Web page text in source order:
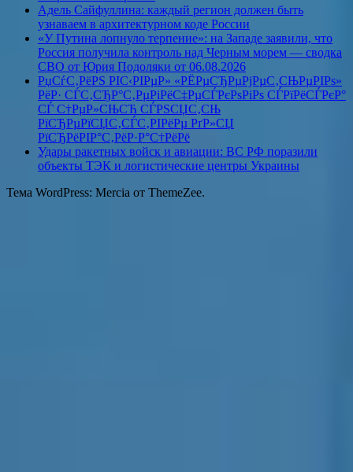
Адель Сайфуллина: каждый регион должен быть
узнаваем в архитектурном коде России
«У Путина лопнуло терпение»: на Западе заявили, что
Россия получила контроль над Черным морем — сводка
СВО от Юрия Подоляки от 06.08.2026
РџСѓС‚РёРЅ РІС‹РІРµР» «РЁРµСЂРµРјРµС‚СЊРµРІРѕ»
РёР· СЃС‚СЂР°С‚РµРіРёС‡РµСЃРєРѕРіРѕ СЃРїРёСЃРєР°
СЃ С†РµР»СЊСЋ СЃРЅСЏС‚СЊ
РїСЂРµРїСЏС‚СЃС‚РІРёРµ РґР»СЏ
РїСЂРёРІР°С‚РёР·Р°С†РёРё
Удары ракетных войск и авиации: ВС РФ поразили
объекты ТЭК и логистические центры Украины
Тема WordPress: Mercia от ThemeZee.